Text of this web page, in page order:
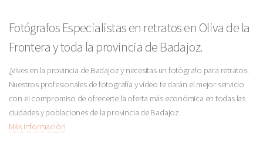
Fotógrafos Especialistas en retratos en Oliva de la
Frontera y toda la provincia de Badajoz.
¿Vives en la provincia de Badajoz y necesitas un fotógrafo para retratos.
Nuestros profesionales de fotografía y vídeo te darán el mejor servicio
con el compromiso de ofrecerte la oferta más económica en todas las
ciudades y poblaciones de la provincia de Badajoz.
Más Información